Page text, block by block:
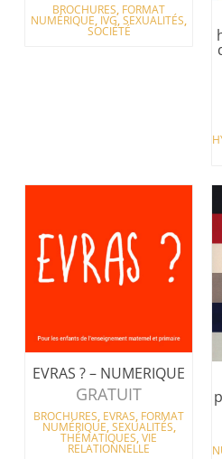
BROCHURES, FORMAT
NUMÉRIQUE, IVG,SEXUALITÉS,
SOCIÉTÉ
EVRAS ? – NUMERIQUE
GRATUIT
BROCHURES, EVRAS, FORMAT
NUMÉRIQUE,SEXUALITÉS,
THÉMATIQUES,VIE
RELATIONNELLE